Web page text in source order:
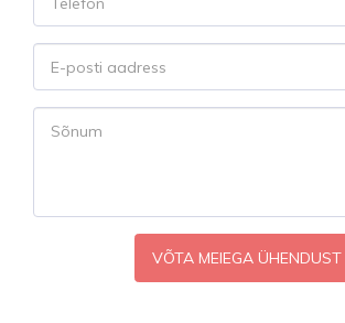
VÕTA MEIEGA ÜHENDUST